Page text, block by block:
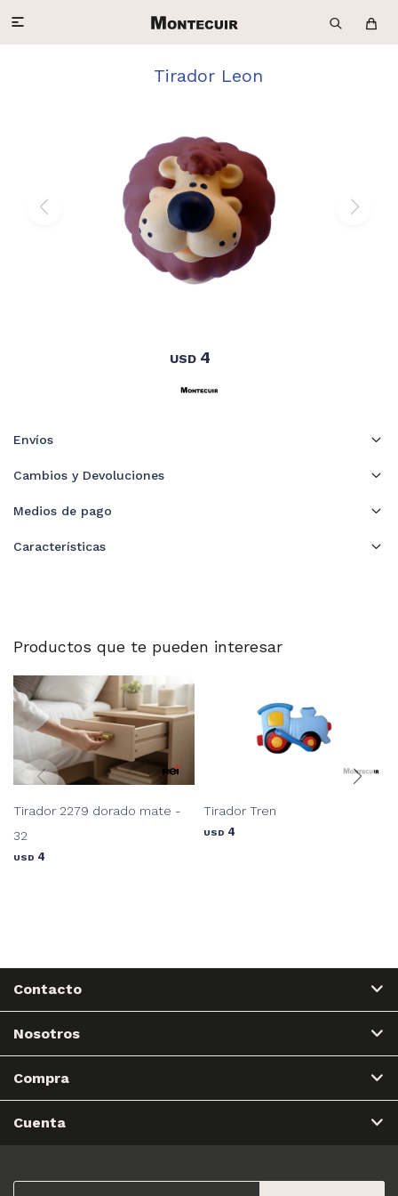

Tirador Leon
USD 4
Envíos
Cambios y Devoluciones
Medios de pago
Características
Productos que te pueden interesar
Tirador 2279 dorado mate -
32
USD 4
Tirador Tren
USD 4
Contacto
Nosotros
Compra
Cuenta